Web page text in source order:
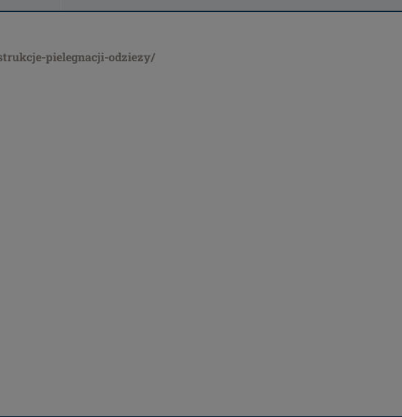
pielegnacji-odziezy/